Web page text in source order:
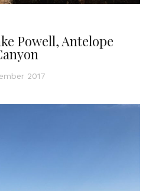
Powell, Antelope
2017